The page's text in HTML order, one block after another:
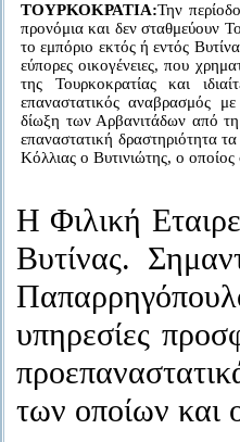
ΤΟΥΡΚΟΚΡΑΤΙΑ:Την
προνόμια και δεν σταθμεύουν
το εμπόριο εκτός ή εντός
εύπορες οικογένειες, που
της Τουρκοκρατίας και
επαναστατικός αναβρασμός
δίωξη των Αρβανιτάδων από
επαναστατική δραστηριότητα
Κόλλιας ο Βυτινιώτης, ο
Η Φιλική
Βυτίνας.
υπηρεσίες
των οποίων και